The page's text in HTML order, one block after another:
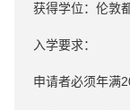
获得学位：伦敦
入学要求：
申请者必须年满